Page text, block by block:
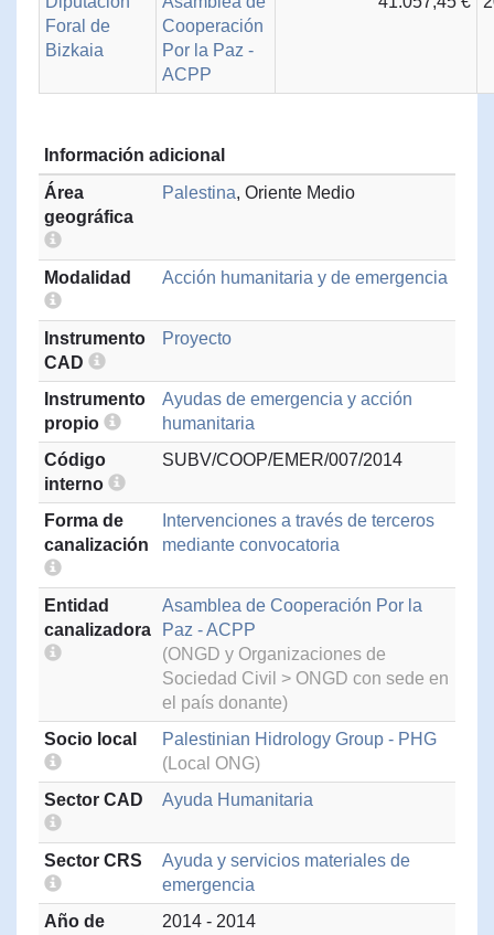
Foral de
Bizkaia
Cooperación
Por la Paz -
ACPP
Información adicional
Área
geográfica
Palestina, Oriente Medio
Modalidad Acción humanitaria y de emergencia
Instrumento
CAD
Proyecto
Instrumento
propio
Ayudas de emergencia y acción
humanitaria
Código
interno
SUBV/COOP/EMER/007/2014
Forma de
canalización
Intervenciones a través de terceros
mediante convocatoria
Entidad
canalizadora
Asamblea de Cooperación Por la
Paz - ACPP
(ONGD y Organizaciones de
Sociedad Civil > ONGD con sede en
el país donante)
Socio local
Palestinian Hidrology Group - PHG
(Local ONG)
Sector CAD
Ayuda Humanitaria
Sector CRS
Ayuda y servicios materiales de
emergencia
Año de
2014 - 2014